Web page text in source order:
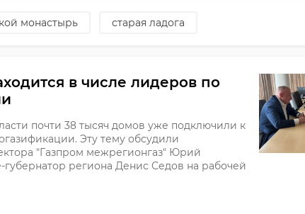
монастырь старая ладога
в числе лидеров по
почти 38 тысяч домов уже подключили к
Эту тему обсудили
"Газпром межрегионгаз" Юрий
региона Денис Седов на рабочей